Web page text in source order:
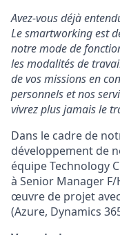
Avez-vous déjà
Le smartworking est
notre mode de
les modalités de
de vos missions en
personnels et nos
vivrez plus jamais le
Dans le cadre de
développement de
équipe Technology
à Senior Manager
œuvre de projet
(Azure, Dynamics